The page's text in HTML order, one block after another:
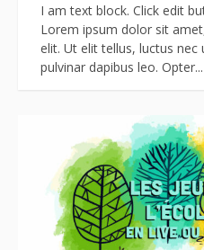
I am text block. Click edit
Lorem ipsum dolor sit
elit. Ut elit tellus, luctus
pulvinar dapibus leo. Opter...